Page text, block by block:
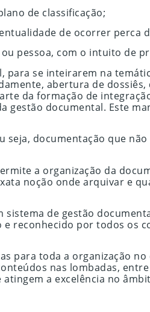
de classificação;
de ocorrer perca
pessoa, com o intuito de
se inteirarem na
abertura de
da formação de
gestão documental. Este
documentação que
a organização da
noção onde arquivar e
de gestão
reconhecido por todos os
para toda a organização
nas lombadas,
a excelência no